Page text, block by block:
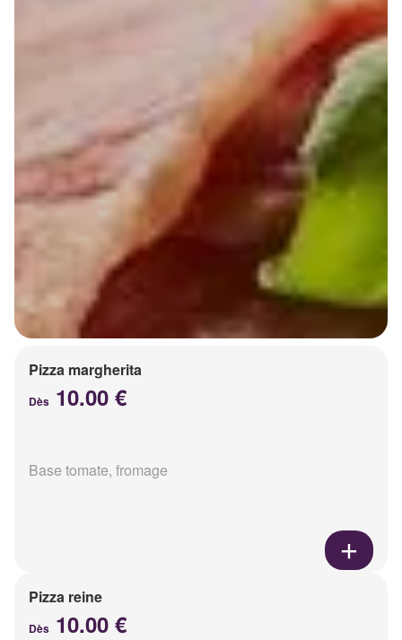
Pizza margherita
Dès 10.00 €
Base tomate, fromage
Pizza reine
Dès 10.00 €